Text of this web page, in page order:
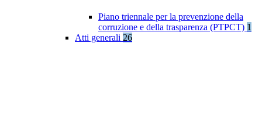
Piano triennale per la prevenzione della
corruzione e della trasparenza (PTPCT) 1
Atti generali 26